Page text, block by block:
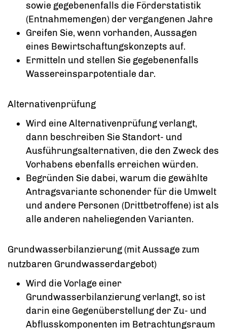
sowie gegebenenfalls die Förderstatistik
(Entnahmemengen) der vergangenen Jahre
Greifen Sie, wenn vorhanden, Aussagen
eines Bewirtschaftungskonzepts auf.
Ermitteln und stellen Sie gegebenenfalls
Wassereinsparpotentiale dar.
Alternativenprüfung
Wird eine Alternativenprüfung verlangt,
dann beschreiben Sie Standort- und
Ausführungsalternativen, die den Zweck des
Vorhabens ebenfalls erreichen würden.
Begründen Sie dabei, warum die gewählte
Antragsvariante schonender für die Umwelt
und andere Personen (Drittbetroffene) ist als
alle anderen naheliegenden Varianten.
Grundwasserbilanzierung (mit Aussage zum
nutzbaren Grundwasserdargebot)
Wird die Vorlage einer
Grundwasserbilanzierung verlangt, so ist
darin eine Gegenüberstellung der Zu- und
Abflusskomponenten im Betrachtungsraum